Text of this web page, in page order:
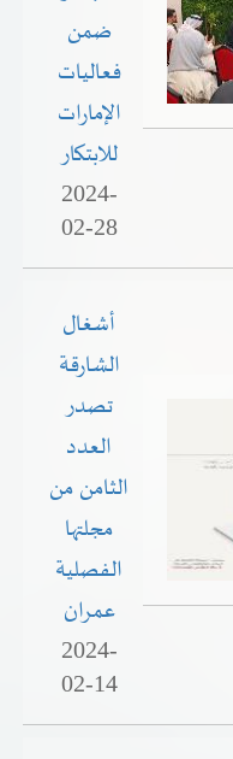
ضمن
فعاليات
الإمارات
للابتكار
2024-
02-28
أشغال
الشارقة
تصدر
العدد
الثامن من
مجلتها
الفصلية
عمران
2024-
02-14